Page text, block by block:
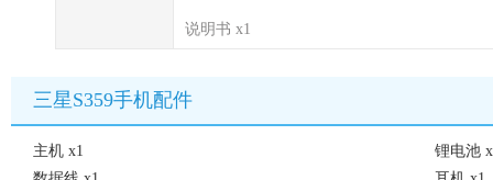
说明书 x1
三星S359手机配件
主机 x1
锂电池